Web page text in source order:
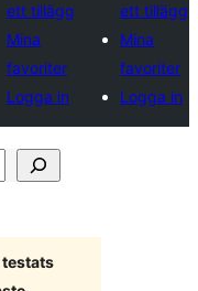
ett tillägg
Mina
favoriter
Logga in
ett tillägg
Mina
favoriter
Logga in